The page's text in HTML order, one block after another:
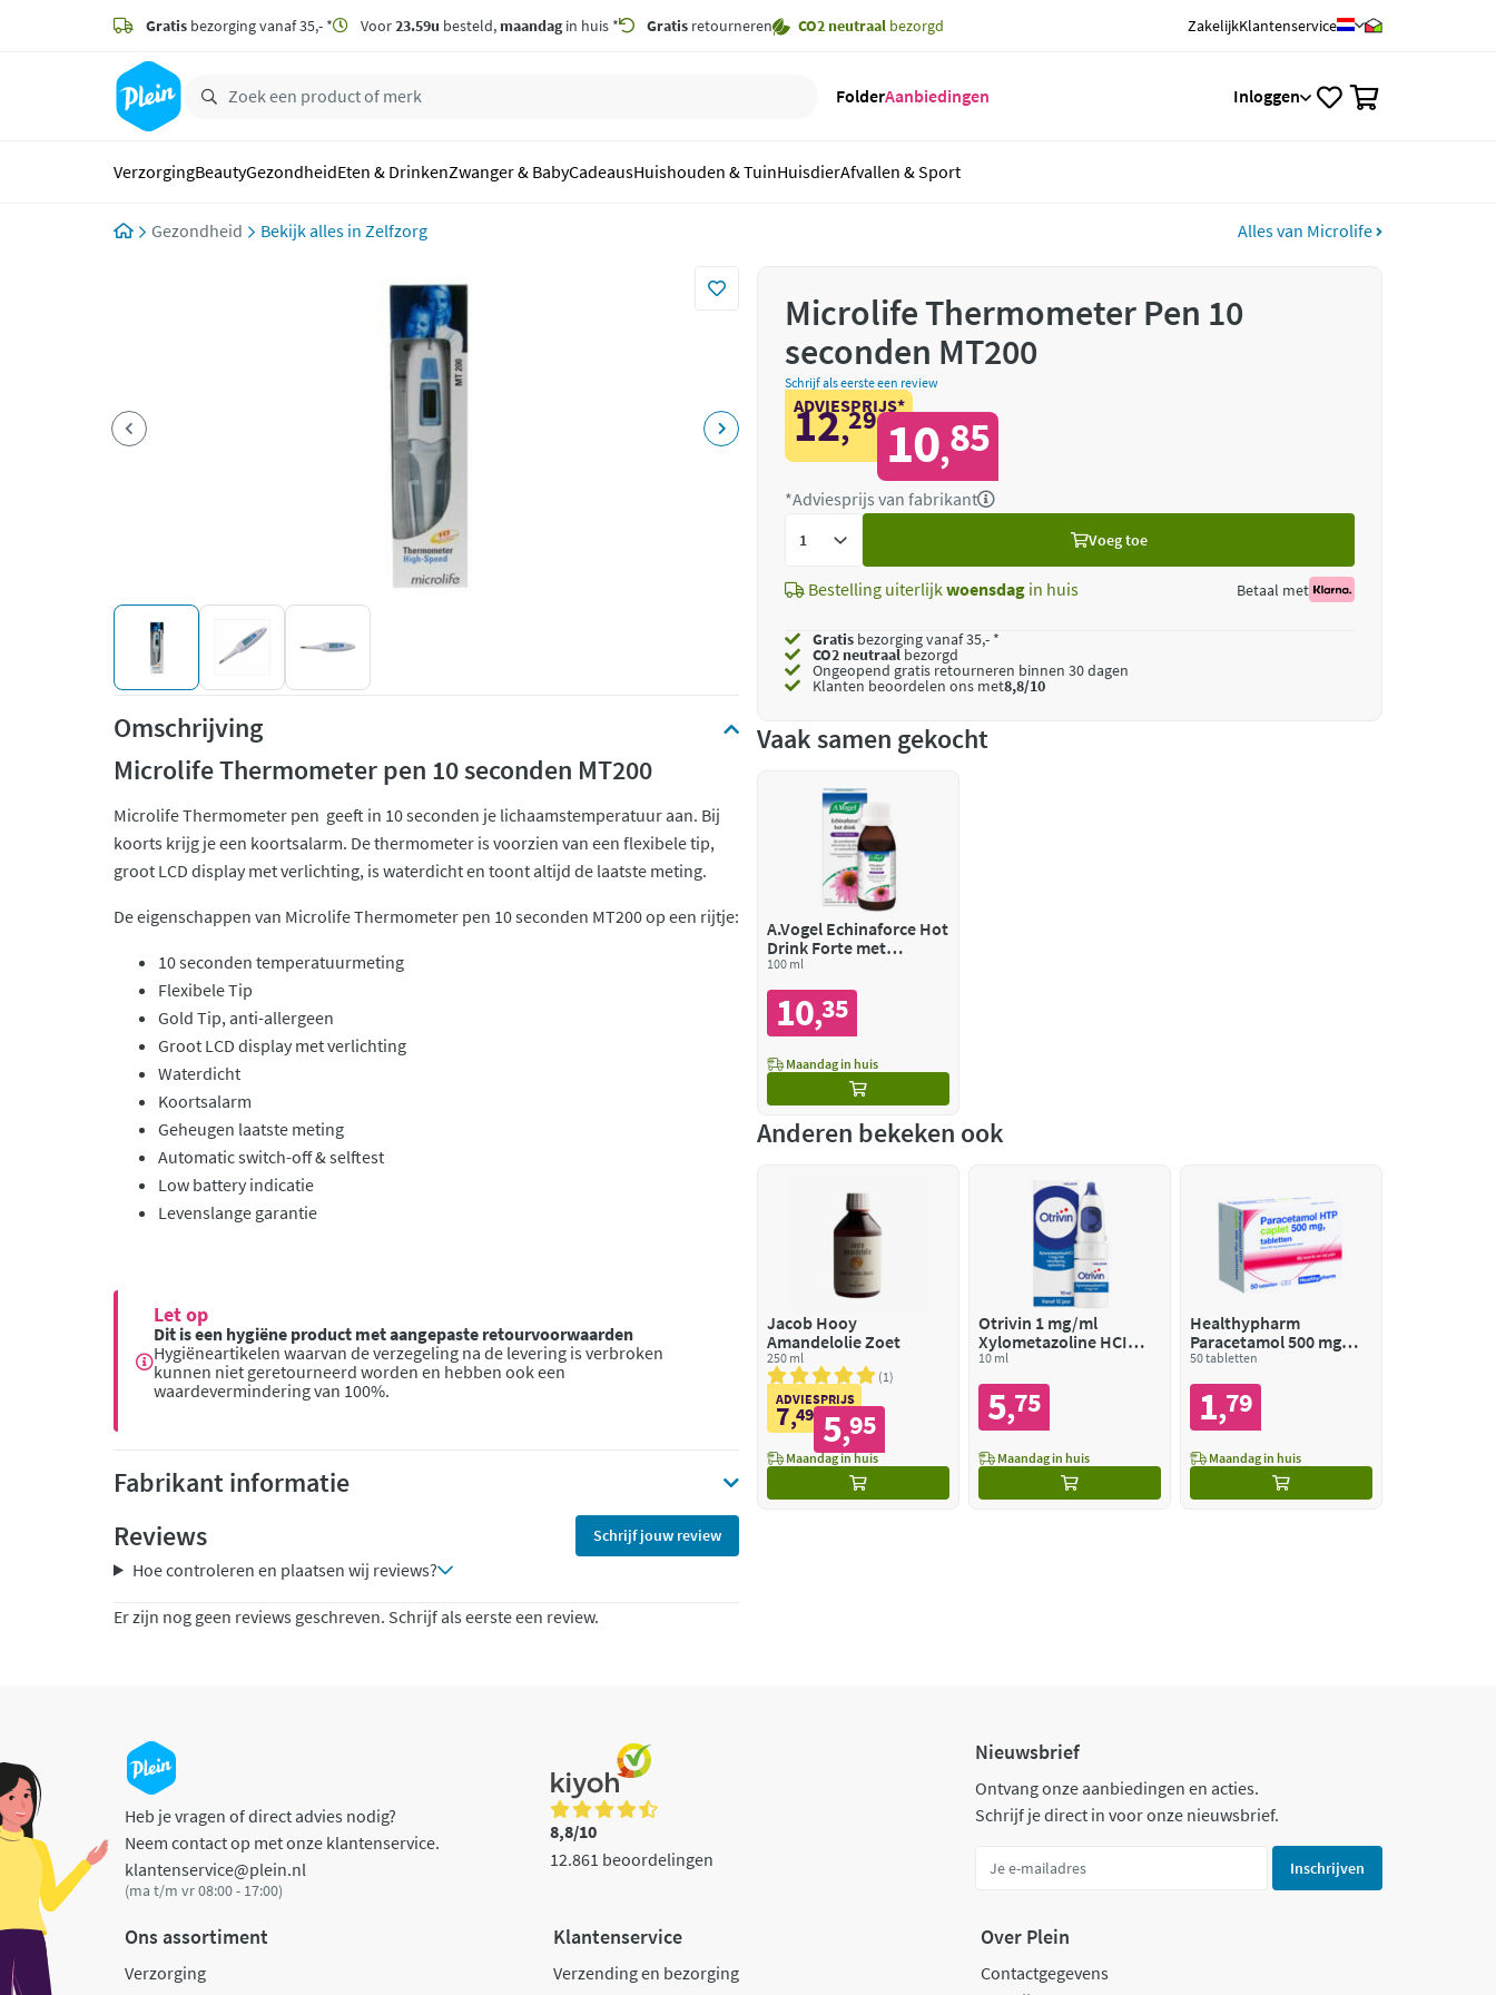
zoeken
hoofdinhoud
Gratis bezorging vanaf 35,- * Voor23.59u besteld, maandagin huis * Gratis retourneren CO2 neutraal bezorgd ZakelijkKlantenservice
FolderAanbiedingen Inloggen
VerzorgingBeautyGezondheidEten & DrinkenZwanger & BabyCadeausHuishouden & TuinHuisdierAfvallen & Sport
Gezondheid Zelfzorg Alles van Microlife
Omschrijving
Microlife Thermometer pen 10 seconden MT200
Microlife Thermometer pen geeft in 10 seconden je lichaamstemperatuur aan. Bij
koorts krijg je een koortsalarm. De thermometer is voorzien van een flexibele tip,
groot LCD display met verlichting, is waterdicht en toont altijd de laatste meting.
De eigenschappen van Microlife Thermometer pen 10 seconden MT200 op een rijtje:
10 seconden temperatuurmeting
Flexibele Tip
Gold Tip, anti-allergeen
Groot LCD display met verlichting
Waterdicht
Koortsalarm
Geheugen laatste meting
Automatic switch-off & selftest
Low battery indicatie
Levenslange garantie
Let op
Dit is een hygiëne product met aangepaste retourvoorwaarden
Hygiëneartikelen waarvan de verzegeling na de levering is verbroken
kunnen niet geretourneerd worden en hebben ook een
waardevermindering van 100%.
Fabrikant informatie
Reviews
Schrijf jouw review
Hoe controleren en plaatsen wij reviews?
Er zijn nog geen reviews geschreven. Schrijf als eerste een review.
Microlife Thermometer Pen 10
seconden MT200
Schrijf als eerste een review
ADVIESPRIJS*
12,29 10,85
*Adviesprijs van fabrikant
Voeg toe
Bestelling uiterlijkwoensdag in huis Betaal met
Gratis bezorging vanaf 35,- *
CO2 neutraalbezorgd
Ongeopend gratis retourneren binnen 30 dagen
Klanten beoordelen ons met8,8/10
Vaak samen gekocht
A.Vogel Echinaforce Hot
Drink Forte met
Vlierbes
100 ml
10,35
Maandag in huis
Anderen bekeken ook
Jacob Hooy
Amandelolie Zoet
250 ml
1
ADVIESPRIJS
7,49 5,95
Maandag in huis
Otrivin 1 mg/ml
Xylometazoline HCI
Neusspray
10 ml
5,75
Maandag in huis
Healthypharm
Paracetamol 500 mg
Caplet
50 tabletten
1,79
Maandag in huis
Heb je vragen of direct advies nodig?
Neem contact op met onze klantenservice.
klantenservice@plein.nl
(ma t/m vr 08:00 - 17:00)
8,8/10
12.861 beoordelingen
Nieuwsbrief
Ontvang onze aanbiedingen en acties.
Schrijf je direct in voor onze nieuwsbrief.
Inschrijven
Ons assortiment
Verzorging
Klantenservice
Verzending en bezorging
Over Plein
Contactgegevens